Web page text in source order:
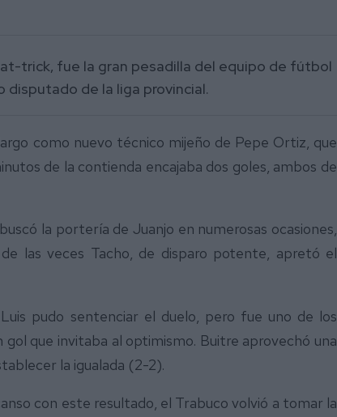
trick, fue la gran pesadilla del equipo de fútbol
disputado de la liga provincial.
como nuevo técnico mijeño de Pepe Ortiz, que
de la contienda encajaba dos goles, ambos de
la portería de Juanjo en numerosas ocasiones,
las veces Tacho, de disparo potente, apretó el
pudo sentenciar el duelo, pero fue uno de los
gol que invitaba al optimismo. Buitre aprovechó una
la igualada (2-2).
con este resultado, el Trabuco volvió a tomar la